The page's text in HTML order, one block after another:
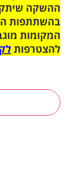
ההשקה
בהשתתפות
המקומות
להצטרפות